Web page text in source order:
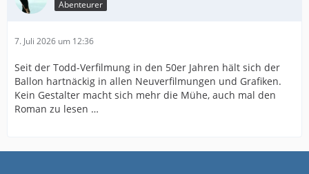
Abenteurer
7. Juli 2026 um 12:36
Seit der Todd-Verfilmung in den 50er Jahren hält sich der
Ballon hartnäckig in allen Neuverfilmungen und Grafiken.
Kein Gestalter macht sich mehr die Mühe, auch mal den
Roman zu lesen …